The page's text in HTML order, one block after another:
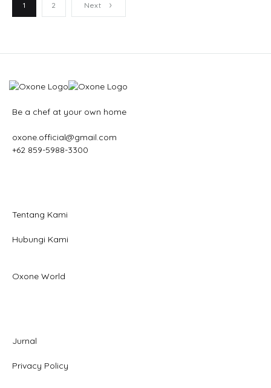
1 2 Next
Be a chef at your own home
oxone.official@gmail.com
+62 859-5988-3300
Tentang Kami
Hubungi Kami
Oxone World
Jurnal
Privacy Policy